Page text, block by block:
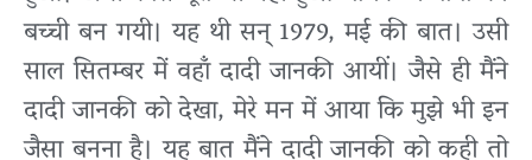
बच्ची बन गयी। यह थी सन् 1979, मई की बात। उसी
साल सितम्बर में वहाँ दादी जानकी आयीं। जैसे ही मैंने
दादी जानकी को देखा, मेरे मन में आया कि मुझे भी इन